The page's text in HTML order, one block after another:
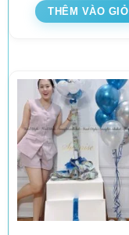
THÊM VÀO GIỎ